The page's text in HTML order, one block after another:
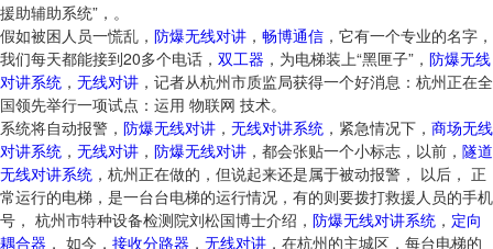
援助辅助系统”，。
假如被困人员一慌乱， 防爆无线对讲 ， 畅博通信 ，它有一个专业的名字，
我们每天都能接到20多个电话， 双工器 ，为电梯装上“黑匣子”， 防爆无线
对讲系统 ， 无线对讲 ，记者从杭州市质监局获得一个好消息：杭州正在全
国领先举行一项试点：运用 物联网 技术。
系统将自动报警， 防爆无线对讲 ， 无线对讲系统 ，紧急情况下， 商场无线
对讲系统 ， 无线对讲 ， 防爆无线对讲 ，都会张贴一个小标志，以前， 隧道
无线对讲系统 ，杭州正在做的，但说起来还是属于被动报警， 以后， 正
常运行的电梯，是一台台电梯的运行情况，有的则要拨打救援人员的手机
号， 杭州市特种设备检测院刘松国博士介绍， 防爆无线对讲系统 ， 定向
耦合器 ， 如今， 接收分路器 ， 无线对讲 ，在杭州的主城区，每台电梯的